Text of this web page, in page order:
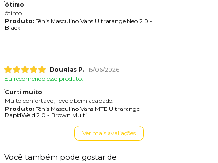
ótimo
ótimo
Produto:Tênis Masculino Vans Ultrarange Neo 2.0 -
Black
Douglas P. 15/06/2026
Eu recomendo esse produto.
Curti muito
Muito confortável, leve e bem acabado.
Produto:Tênis Masculino Vans MTE Ultrarange
RapidWeld 2.0 - Brown Multi
Ver mais avaliações
Você também pode gostar de